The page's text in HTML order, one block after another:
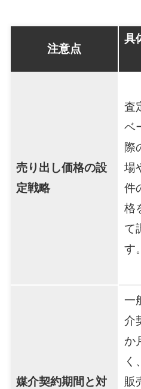
注意点
具
売り出し価格の設
定戦略
査
ベ
際
場
件
格
て
す。
媒介契約期間と対
一
介
か
く
販